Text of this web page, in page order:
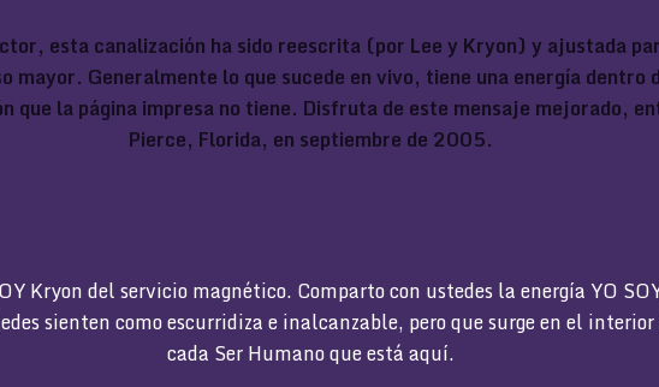
esta canalización ha sido reescrita (por Lee y Kryon) y ajustada
mayor. Generalmente lo que sucede en vivo, tiene una energía dentro
que la página impresa no tiene. Disfruta de este mensaje mejorado,
Pierce, Florida, en septiembre de 2005.
Kryon del servicio magnético. Comparto con ustedes la energía YO
sienten como escurridiza e inalcanzable, pero que surge en el
cada Ser Humano que está aquí.